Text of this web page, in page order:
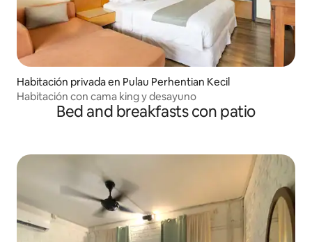
Habitación privada en Pulau Perhentian Kecil
Habitación con cama king y desayuno
Bed and breakfasts con patio